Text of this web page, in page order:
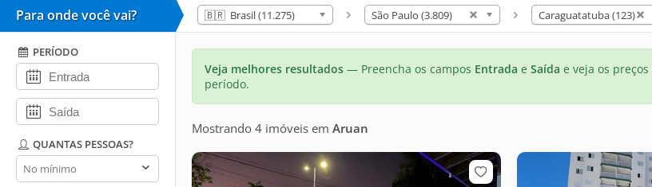
Para onde você vai? 🇧🇷 Brasil (11.275) São Paulo (3.809) Caraguatatuba (123)
PERÍODO
QUANTAS PESSOAS?
Quantas
pessoas?
Veja melhores resultados — Preencha os campos Entrada e Saída e veja os
período.
Mostrando 4 imóveis em Aruan